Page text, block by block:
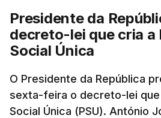
Presidente da
decreto-lei que cria a
Social Única
O Presidente da República
sexta-feira o decreto-lei que
Social Única (PSU). António